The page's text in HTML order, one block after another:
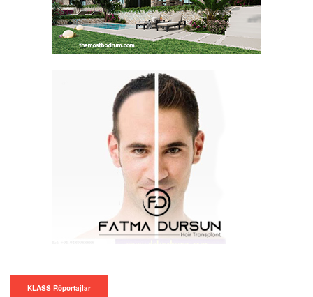
KLASS Röportajlar